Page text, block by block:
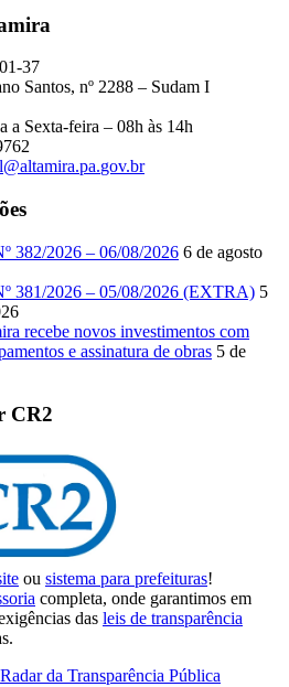
37
Santos, nº 2288 – Sudam I
a Sexta-feira – 08h às 14h
gov.br
382/2026 – 06/08/2026 6 de agosto
381/2026 – 05/08/2026 (EXTRA) 5
recebe novos investimentos com
e assinatura de obras 5 de
CR2
ou sistema para prefeituras!
completa, onde garantimos em
das leis de transparência
Radar da Transparência Pública